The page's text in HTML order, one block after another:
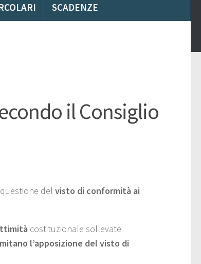
SCADENZE
il Consiglio
del visto di conformità ai
costituzionale sollevate
l’apposizione del visto di